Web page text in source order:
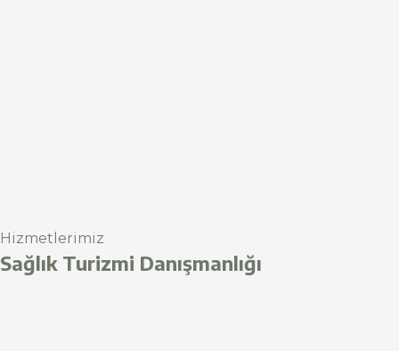
Hizmetlerimiz
Sağlık Turizmi Danışmanlığı